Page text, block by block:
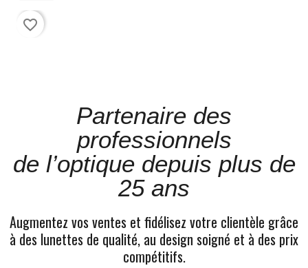
favorite_border
Partenaire des
professionnels
de l’optique depuis plus de
25 ans
Augmentez vos ventes et fidélisez votre clientèle grâce
à des lunettes de qualité, au design soigné et à des prix
compétitifs.